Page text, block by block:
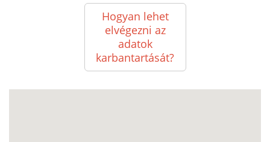
Hogyan lehet
elvégezni az
adatok
karbantartását?